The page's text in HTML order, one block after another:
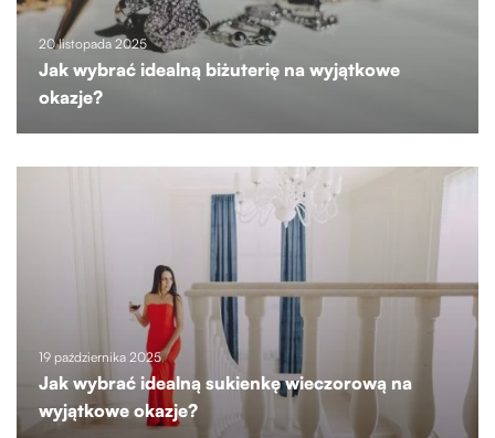
20 listopada 2025
Jak wybrać idealną biżuterię na wyjątkowe
okazje?
19 października 2025
Jak wybrać idealną sukienkę wieczorową na
wyjątkowe okazje?